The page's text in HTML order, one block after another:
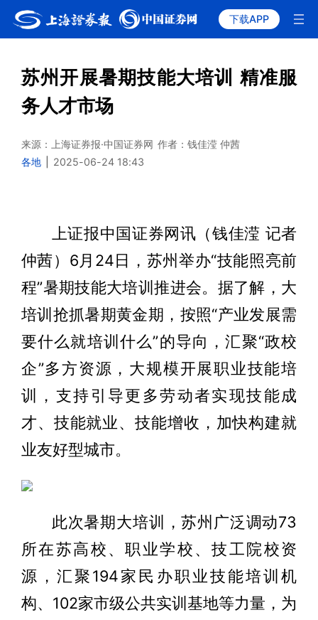
下载APP
苏州开展暑期技能大培训 精准服
务人才市场
来源：上海证券报·中国证券网 作者：钱佳滢 仲茜
各地
2025-06-24 18:43
上证报中国证券网讯（钱佳滢 记者
仲茜）6月24日，苏州举办“技能照亮前
程”暑期技能大培训推进会。据了解，大
培训抢抓暑期黄金期，按照“产业发展需
要什么就培训什么”的导向，汇聚“政校
企”多方资源，大规模开展职业技能培
训，支持引导更多劳动者实现技能成
才、技能就业、技能增收，加快构建就
业友好型城市。
此次暑期大培训，苏州广泛调动73
所在苏高校、职业学校、技工院校资
源，汇聚194家民办职业技能培训机
构、102家市级公共实训基地等力量，为